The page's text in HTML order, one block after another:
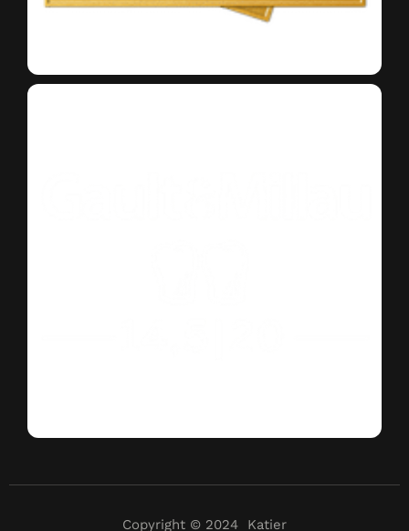
Copyright © 2024 Katier